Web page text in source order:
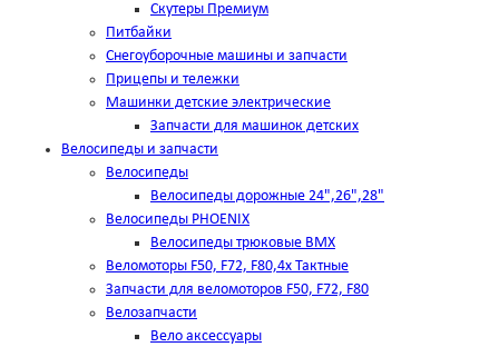
Скутеры Премиум
Питбайки
Снегоуборочные машины и запчасти
Прицепы и тележки
Машинки детские электрические
Запчасти для машинок детских
Велосипеды и запчасти
Велосипеды
Велосипеды дорожные 24",26",28"
Велосипеды PHOENIX
Велосипеды трюковые BMX
Веломоторы F50, F72, F80,4х Тактные
Запчасти для веломоторов F50, F72, F80
Велозапчасти
Вело аксессуары